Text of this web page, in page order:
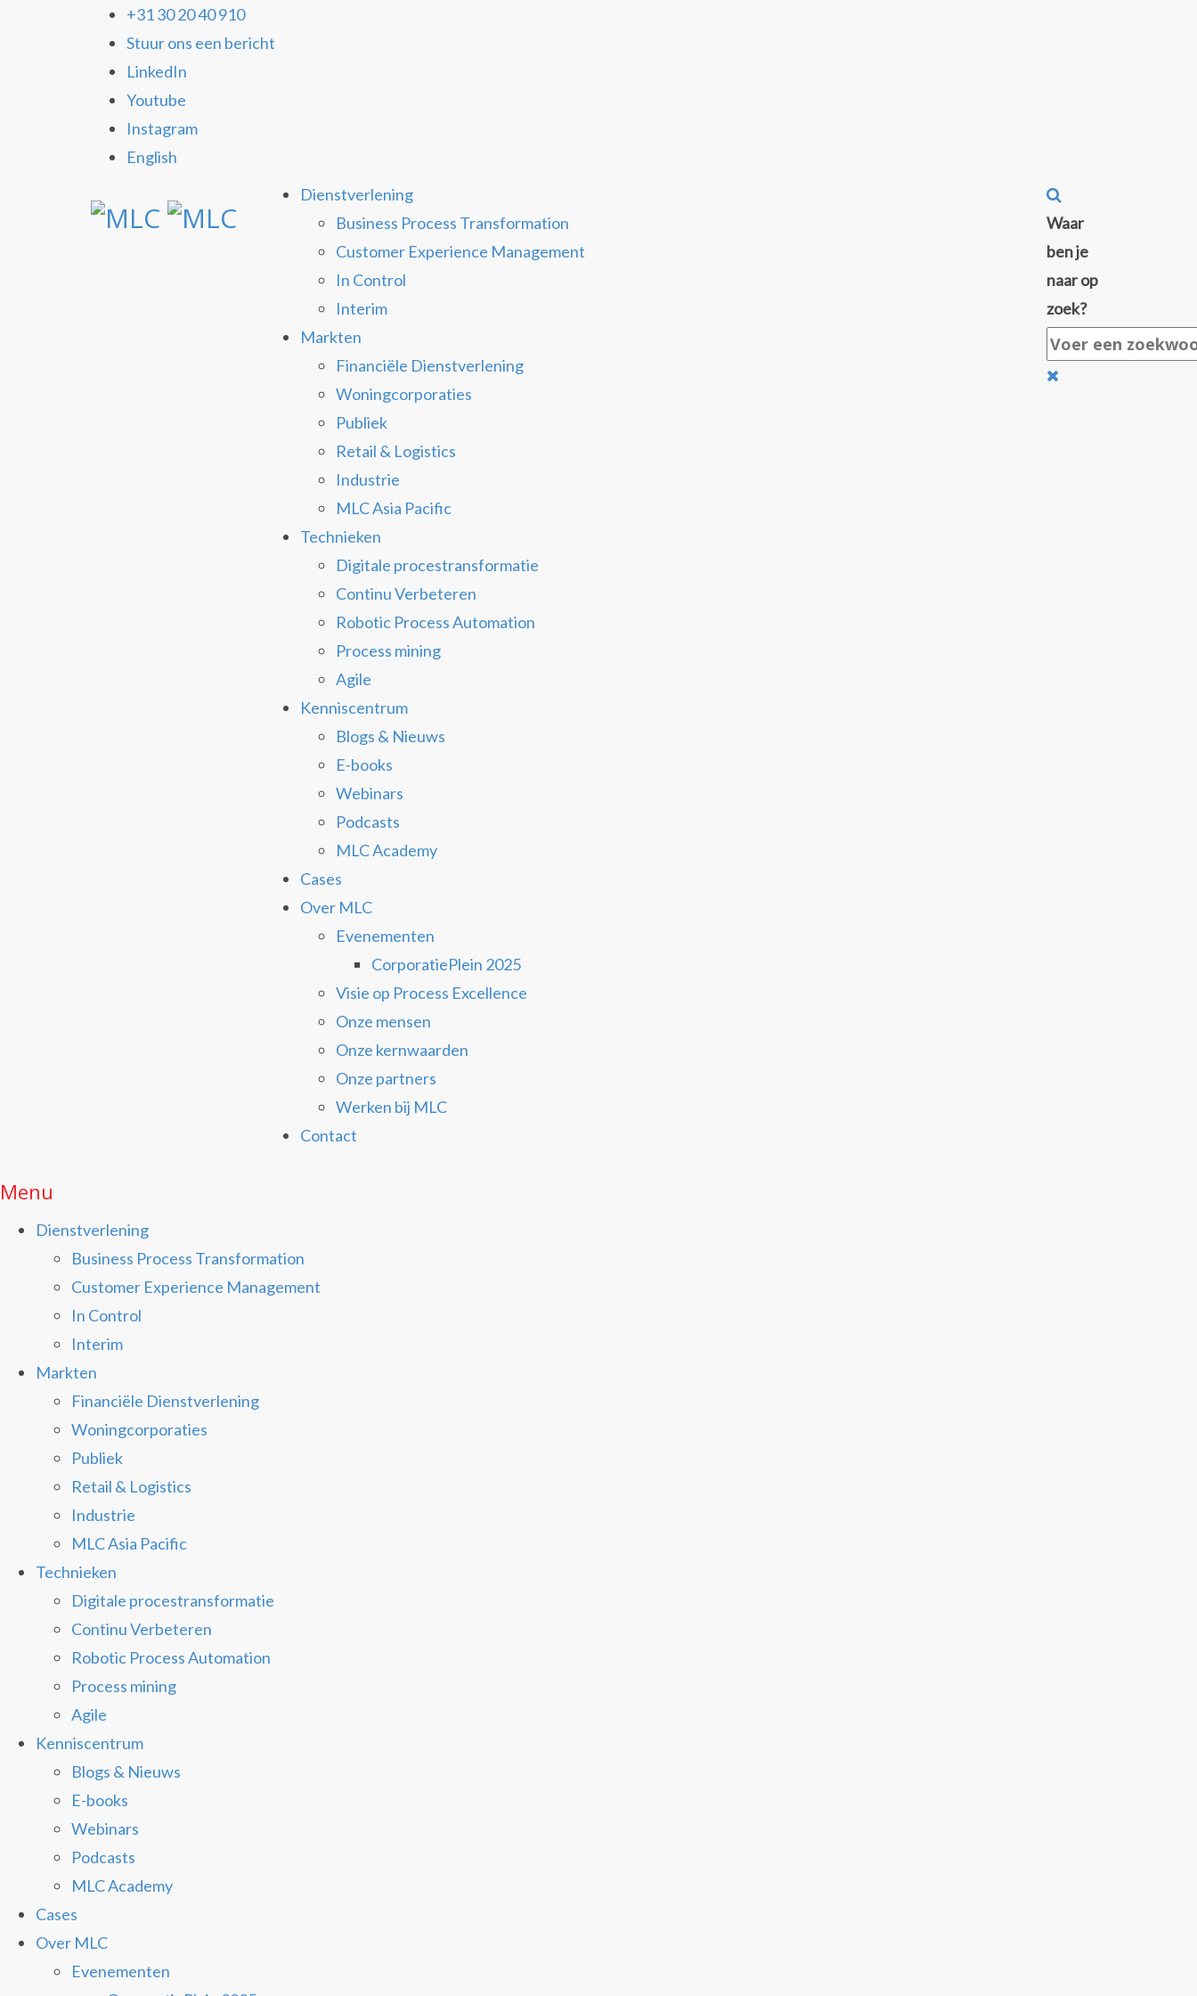
+31 30 20 40 910
Stuur ons een bericht
LinkedIn
Youtube
Instagram
English
Dienstverlening
Business Process Transformation
Customer Experience Management
In Control
Interim
Markten
Financiële Dienstverlening
Woningcorporaties
Publiek
Retail & Logistics
Industrie
MLC Asia Pacific
Technieken
Digitale procestransformatie
Continu Verbeteren
Robotic Process Automation
Process mining
Agile
Kenniscentrum
Blogs & Nieuws
E-books
Webinars
Podcasts
MLC Academy
Cases
Over MLC
Evenementen
CorporatiePlein 2025
Visie op Process Excellence
Onze mensen
Onze kernwaarden
Onze partners
Werken bij MLC
Contact
Waar
ben je
naar op
zoek?
Menu
Dienstverlening
Business Process Transformation
Customer Experience Management
In Control
Interim
Markten
Financiële Dienstverlening
Woningcorporaties
Publiek
Retail & Logistics
Industrie
MLC Asia Pacific
Technieken
Digitale procestransformatie
Continu Verbeteren
Robotic Process Automation
Process mining
Agile
Kenniscentrum
Blogs & Nieuws
E-books
Webinars
Podcasts
MLC Academy
Cases
Over MLC
Evenementen